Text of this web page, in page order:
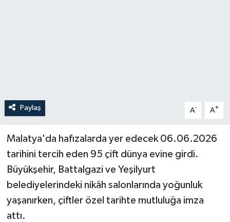
Paylaş A- A+
Malatya'da hafızalarda yer edecek 06.06.2026
tarihini tercih eden 95 çift dünya evine girdi.
Büyükşehir, Battalgazi ve Yeşilyurt
belediyelerindeki nikâh salonlarında yoğunluk
yaşanırken, çiftler özel tarihte mutluluğa imza
attı.